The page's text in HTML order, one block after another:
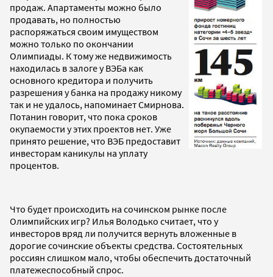
продаж. Апартаменты можно было
продавать, но полностью
распоряжаться своим имуществом
можно только по окончании
Олимпиады. К тому же недвижимость
находилась в залоге у ВЭБа как
основного кредитора и получить
разрешения у банка на продажу никому
так и не удалось, напоминает Смирнова.
Потанин говорит, что пока сроков
окупаемости у этих проектов нет. Уже
принято решение, что ВЭБ предоставит
инвесторам каникулы на уплату
процентов.
Что будет происходить на сочинском рынке после
Олимпийских игр? Илья Володько считает, что у
инвесторов вряд ли получится вернуть вложенные в
дорогие сочинские объекты средства. Состоятельных
россиян слишком мало, чтобы обеспечить достаточный
платежеспособный спрос.